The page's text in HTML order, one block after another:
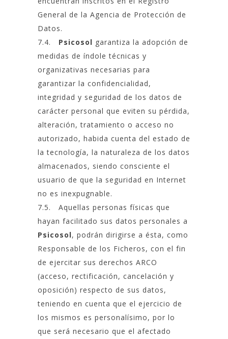
General de la Agencia de Protección de
Datos.
7.4. Psicosol garantiza la adopción de
medidas de índole técnicas y
organizativas necesarias para
garantizar la confidencialidad,
integridad y seguridad de los datos de
carácter personal que eviten su pérdida,
alteración, tratamiento o acceso no
autorizado, habida cuenta del estado de
la tecnología, la naturaleza de los datos
almacenados, siendo consciente el
usuario de que la seguridad en Internet
no es inexpugnable.
7.5.
Aquellas personas físicas que
hayan facilitado sus datos personales a
Psicosol, podrán dirigirse a ésta, como
Responsable de los Ficheros, con el fin
de ejercitar sus derechos ARCO
(acceso, rectificación, cancelación y
oposición) respecto de sus datos,
teniendo en cuenta que el ejercicio de
los mismos es personalísimo, por lo
que será necesario que el afectado